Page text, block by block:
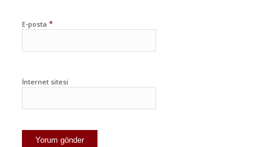
E-posta *
İnternet sitesi